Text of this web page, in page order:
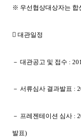
※ 우선협상대상자는 합
 대관일정
－ 대관공고 및 접수 :
－ 서류심사 결과발표 :
－ 프레젠테이션 심사 :
발표)